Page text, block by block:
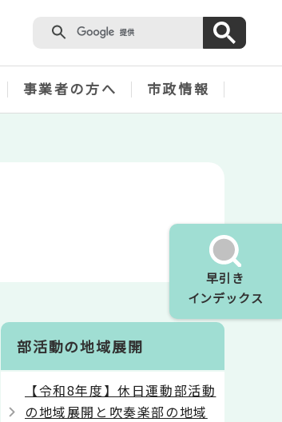
早引き
インデックス
事業者の方へ 市政情報
部活動の地域展開
【令和8年度】休日運動部活動
の地域展開と吹奏楽部の地域